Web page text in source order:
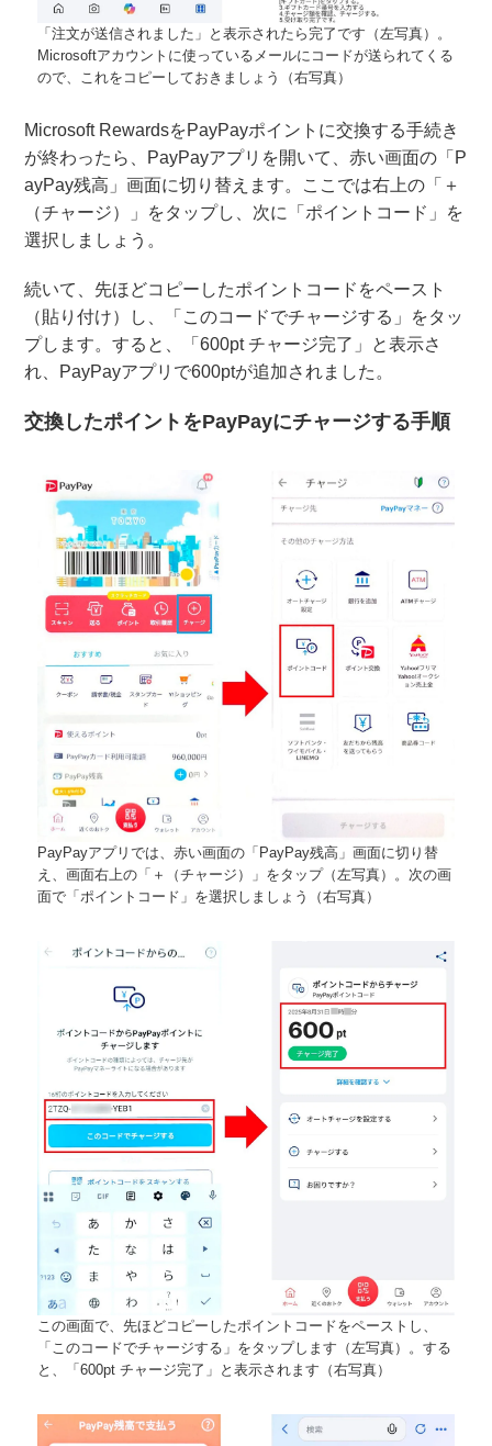
「注文が送信されました」と表示されたら完了です（左写真）。
Microsoftアカウントに使っているメールにコードが送られてくる
ので、これをコピーしておきましょう（右写真）
Microsoft RewardsをPayPayポイントに交換する手続き
が終わったら、PayPayアプリを開いて、赤い画面の「P
ayPay残高」画面に切り替えます。ここでは右上の「＋
（チャージ）」をタップし、次に「ポイントコード」を
選択しましょう。
続いて、先ほどコピーしたポイントコードをペースト
（貼り付け）し、「このコードでチャージする」をタッ
プします。すると、「600pt チャージ完了」と表示さ
れ、PayPayアプリで600ptが追加されました。
交換したポイントをPayPayにチャージする手順
PayPayアプリでは、赤い画面の「PayPay残高」画面に切り替
え、画面右上の「＋（チャージ）」をタップ（左写真）。次の画
面で「ポイントコード」を選択しましょう（右写真）
この画面で、先ほどコピーしたポイントコードをペーストし、
「このコードでチャージする」をタップします（左写真）。する
と、「600pt チャージ完了」と表示されます（右写真）